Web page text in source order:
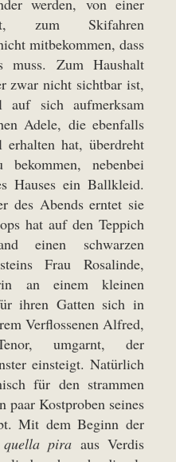
werden, von einer
zum Skifahren
mitbekommen, dass
muss. Zum Haushalt
zwar nicht sichtbar ist,
sich aufmerksam
Adele, die ebenfalls
hat, überdreht
nebenbei
Hauses ein Ballkleid.
des Abends erntet sie
hat auf den Teppich
einen schwarzen
Frau Rosalinde,
an einem kleinen
ihren Gatten sich in
Verflossenen Alfred,
umgarnt, der
einsteigt. Natürlich
für den strammen
paar Kostproben seines
Mit dem Beginn der
pira aus Verdis